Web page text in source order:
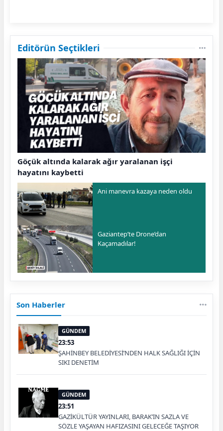
Editörün Seçtikleri
Göçük altında kalarak ağır yaralanan işçi
hayatını kaybetti
Ani manevra kazaya neden oldu
Gaziantep’te Drone’dan
Kaçamadılar!
Son Haberler
GÜNDEM
23:53
ŞAHİNBEY BELEDİYESİ’NDEN HALK SAĞLIĞI İÇİN
SIKI DENETİM
GÜNDEM
23:51
GAZİKÜLTÜR YAYINLARI, BARAK’IN SAZLA VE
SÖZLE YAŞAYAN HAFIZASINI GELECEĞE TAŞIYOR